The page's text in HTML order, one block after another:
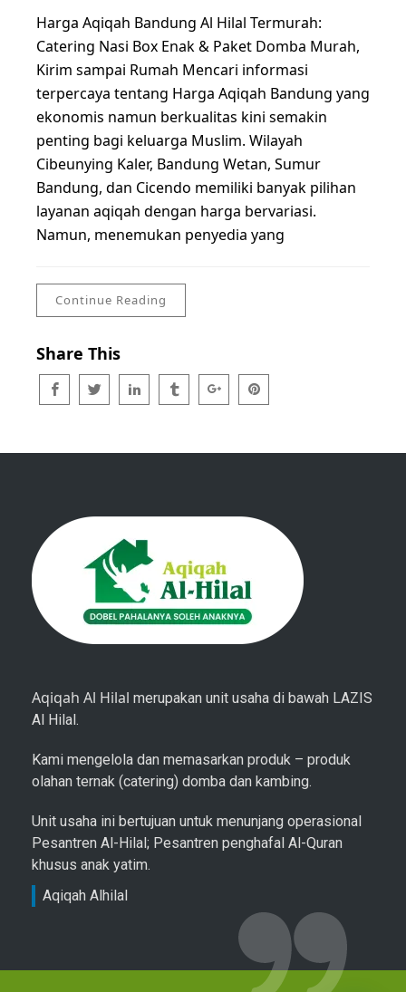
Harga Aqiqah Bandung Al Hilal Termurah:
Catering Nasi Box Enak & Paket Domba Murah,
Kirim sampai Rumah Mencari informasi
terpercaya tentang Harga Aqiqah Bandung yang
ekonomis namun berkualitas kini semakin
penting bagi keluarga Muslim. Wilayah
Cibeunying Kaler, Bandung Wetan, Sumur
Bandung, dan Cicendo memiliki banyak pilihan
layanan aqiqah dengan harga bervariasi.
Namun, menemukan penyedia yang
Continue Reading
Share This
Aqiqah Al Hilal merupakan unit usaha di bawah LAZIS
Al Hilal.
Kami mengelola dan memasarkan produk – produk
olahan ternak (catering) domba dan kambing.
Unit usaha ini bertujuan untuk menunjang operasional
Pesantren Al-Hilal; Pesantren penghafal Al-Quran
khusus anak yatim.
Aqiqah Alhilal